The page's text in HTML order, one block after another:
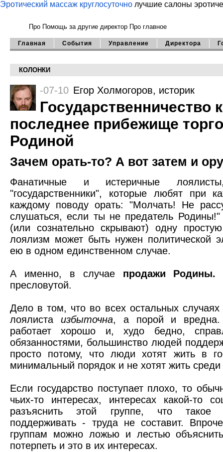
Эротический массаж круглосуточно лучшие салоны
Про Помощь за другие директор Про главное
Главная События Управление Директора
КОЛОНКИ
-07-10 Егор Холмогоров, историк
Государственничество
последнее прибежище
Родиной
Зачем орать-то? А вот затем и
Фанатичные и истеричные
"государственники", которые любят при
каждому поводу орать: "Молчать! Не
слушаться, если ты не предатель
(или сознательно скрывают) одну
лоялизм может быть нужен политической
ею в одном единственном случае.
А именно, в случае продажи
пресловутой.
Дело в том, что во всех остальных случаях
лоялиста избыточна, а порой и вредна.
работает хорошо и, худо бедно,
обязанностями, большинство людей
просто потому, что люди хотят жить в
минимальный порядок и не хотят жить среди
Если государство поступает плохо, то
чьих-то интересах, интересах какой-то
разъяснить этой группе, что такое
поддерживать - труда не составит.
группам можно ложью и лестью
потерпеть и это в их интересах.